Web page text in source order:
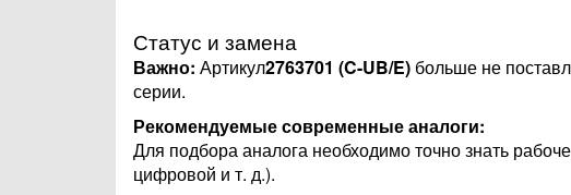
Статус и замена
Важно: Артикул2763701 (C-UB/E) больше не
серии.
Рекомендуемые современные аналоги:
Для подбора аналога необходимо точно знать
цифровой и т. д.).